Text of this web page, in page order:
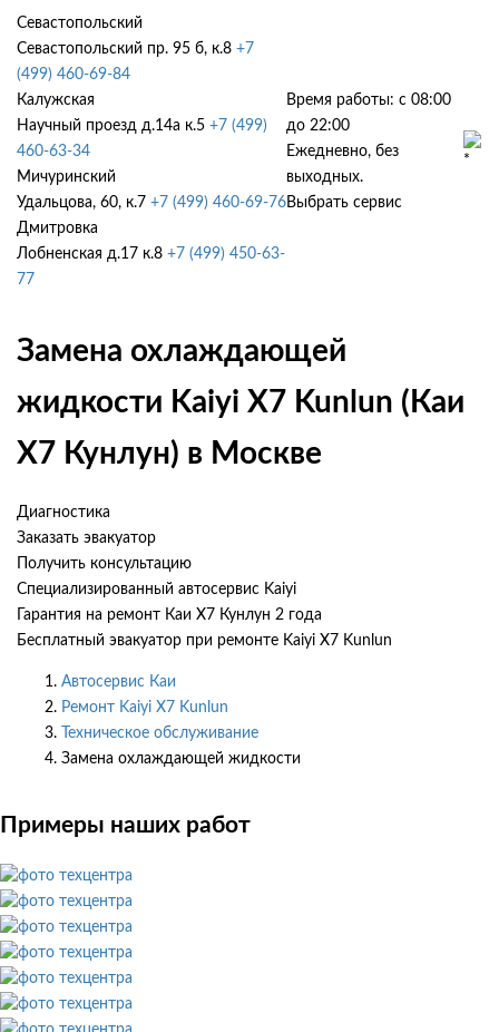
Севастопольский
Севастопольский пр. 95 б, к.8 +7
(499) 460-69-84
Калужская
Научный проезд д.14а к.5 +7 (499)
460-63-34
Мичуринский
Удальцова, 60, к.7 +7 (499) 460-69-76
Дмитровка
Лобненская д.17 к.8 +7 (499) 450-63-
77
Время работы: с 08:00
до 22:00
Ежедневно, без
выходных.
Выбрать сервис
Замена охлаждающей
жидкости Kaiyi X7 Kunlun (Каи
Х7 Кунлун) в Москве
Диагностика
Заказать эвакуатор
Получить консультацию
Специализированный автосервис Kaiyi
Гарантия на ремонт Каи Х7 Кунлун 2 года
Бесплатный эвакуатор при ремонте Kaiyi X7 Kunlun
Автосервис Каи
Ремонт Kaiyi X7 Kunlun
Техническое обслуживание
Замена охлаждающей жидкости
Примеры наших работ